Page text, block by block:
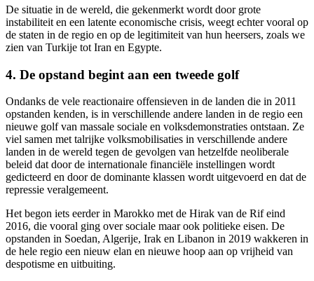
De situatie in de wereld, die gekenmerkt wordt door grote
instabiliteit en een latente economische crisis, weegt echter vooral op
de staten in de regio en op de legitimiteit van hun heersers, zoals we
zien van Turkije tot Iran en Egypte.
4. De opstand begint aan een tweede golf
Ondanks de vele reactionaire offensieven in de landen die in 2011
opstanden kenden, is in verschillende andere landen in de regio een
nieuwe golf van massale sociale en volksdemonstraties ontstaan. Ze
viel samen met talrijke volksmobilisaties in verschillende andere
landen in de wereld tegen de gevolgen van hetzelfde neoliberale
beleid dat door de internationale financiële instellingen wordt
gedicteerd en door de dominante klassen wordt uitgevoerd en dat de
repressie veralgemeent.
Het begon iets eerder in Marokko met de Hirak van de Rif eind
2016, die vooral ging over sociale maar ook politieke eisen. De
opstanden in Soedan, Algerije, Irak en Libanon in 2019 wakkeren in
de hele regio een nieuw elan en nieuwe hoop aan op vrijheid van
despotisme en uitbuiting.